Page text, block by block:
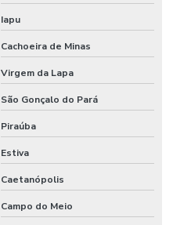
Iapu
Cachoeira de Minas
Virgem da Lapa
São Gonçalo do Pará
Piraúba
Estiva
Caetanópolis
Campo do Meio